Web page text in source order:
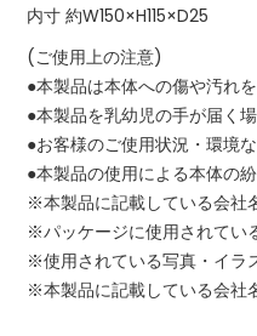
内寸 約W150×H115×D25
(ご使用上の注意)
●本製品は本体への傷や汚れ
●本製品を乳幼児の手が届く
●お客様のご使用状況・環境
●本製品の使用による本体の
※本製品に記載している会社
※パッケージに使用されてい
※使用されている写真・イラ
※本製品に記載している会社